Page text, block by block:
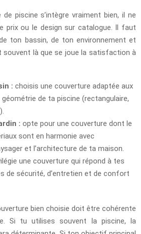
de piscine s’intègre vraiment bien, il ne
prix ou le design sur catalogue. Il faut
ton bassin, de ton environnement et
souvent là que se joue la satisfaction à
: choisis une couverture adaptée aux
de ta piscine (rectangulaire,
: opte pour une couverture dont le
sont en harmonie avec
et l’architecture de ta maison.
une couverture qui répond à tes
de sécurité, d’entretien et de confort
bien choisie doit être cohérente
Si tu utilises souvent la piscine, la